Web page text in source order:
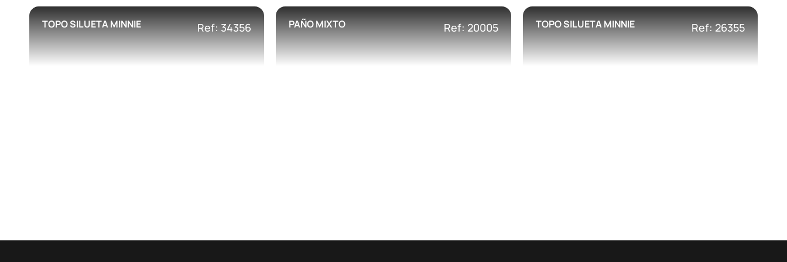
TOPO SILUETA MINNIE Ref: 34356 PAÑO MIXTO Ref: 20005 TOPO SILUETA MINNIE Ref: 26355